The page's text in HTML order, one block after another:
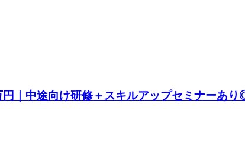
｜中途向け研修＋スキルアップセミナーあ